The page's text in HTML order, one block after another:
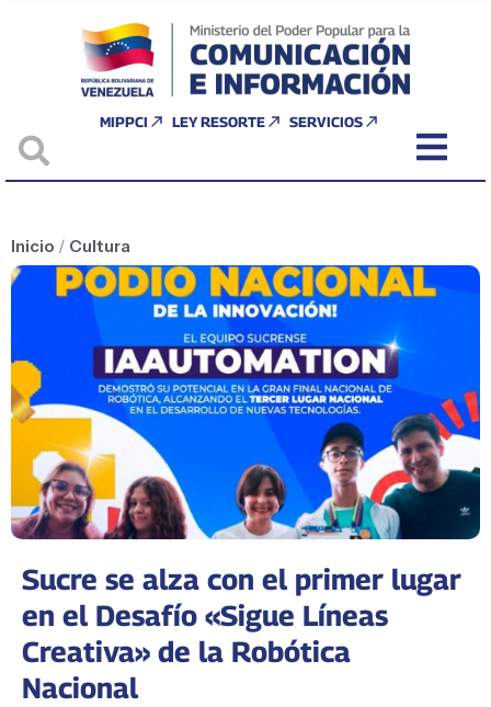
MIPPCI LEY RESORTE SERVICIOS
Inicio / Cultura
Sucre se alza con el primer lugar
en el Desafío «Sigue Líneas
Creativa» de la Robótica
Nacional